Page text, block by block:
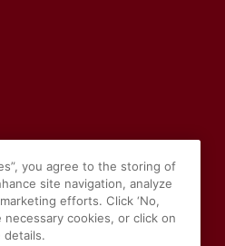
you agree to the storing of
site navigation, analyze
efforts. Click ‘No,
cookies, or click on
details.